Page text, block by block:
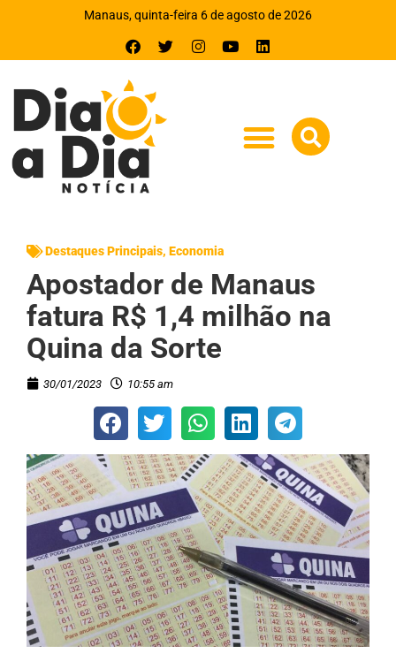
Manaus, quinta-feira 6 de agosto de 2026
Destaques Principais, Economia
Apostador de Manaus
fatura R$ 1,4 milhão na
Quina da Sorte
30/01/2023 10:55 am